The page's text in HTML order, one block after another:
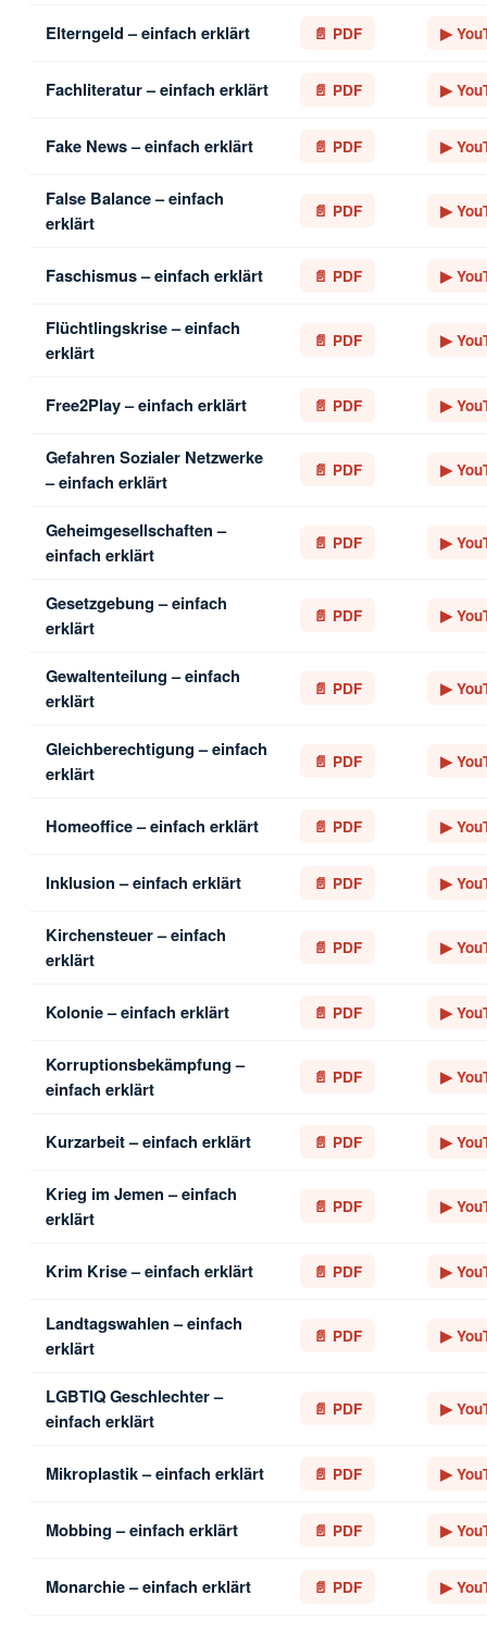
Elterngeld – einfach erklärt 📄 PDF ▶
Fachliteratur – einfach erklärt 📄 PDF ▶
Fake News – einfach erklärt 📄 PDF ▶
False Balance – einfach
erklärt
📄 PDF ▶
Faschismus – einfach erklärt 📄 PDF ▶
Flüchtlingskrise – einfach
erklärt
📄 PDF ▶
Free2Play – einfach erklärt 📄 PDF ▶
Gefahren Sozialer Netzwerke
– einfach erklärt
📄 PDF ▶
Geheimgesellschaften –
einfach erklärt
📄 PDF ▶
Gesetzgebung – einfach
erklärt
📄 PDF ▶
Gewaltenteilung – einfach
erklärt
📄 PDF ▶
Gleichberechtigung – einfach
erklärt
📄 PDF ▶
Homeoffice – einfach erklärt 📄 PDF ▶
Inklusion – einfach erklärt 📄 PDF ▶
Kirchensteuer – einfach
erklärt
📄 PDF ▶
Kolonie – einfach erklärt 📄 PDF ▶
Korruptionsbekämpfung –
einfach erklärt
📄 PDF ▶
Kurzarbeit – einfach erklärt 📄 PDF ▶
Krieg im Jemen – einfach
erklärt
📄 PDF ▶
Krim Krise – einfach erklärt 📄 PDF ▶
Landtagswahlen – einfach
erklärt
📄 PDF ▶
LGBTIQ Geschlechter –
einfach erklärt
📄 PDF ▶
Mikroplastik – einfach erklärt 📄 PDF ▶
Mobbing – einfach erklärt 📄 PDF ▶
Monarchie – einfach erklärt 📄 PDF ▶